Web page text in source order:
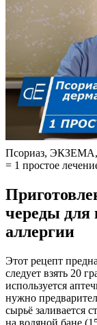
Псориаз,
= 1 простое
череды для
аллергии
Этот рецепт
следует взять 20
используется
нужно
сырьё заливается
на водяной бане